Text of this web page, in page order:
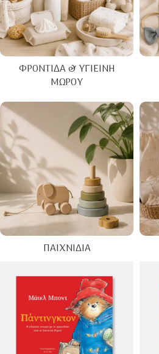
ΦΡΟΝΤΊΔΑ & ΥΓΙΕΙΝΉ
ΜΩΡΟΎ
ΠΑΙΧΝΊΔΙΑ